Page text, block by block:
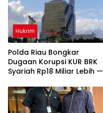
Hukrim
Polda Riau Bongkar
Dugaan Korupsi KUR BRK
Syariah Rp18 Miliar Lebih —
Dijerat